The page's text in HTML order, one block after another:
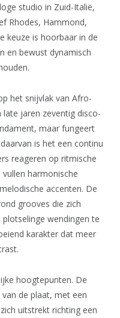
studio in Zuid-Italië,
Rhodes, Hammond,
keuze is hoorbaar in de
en bewust dynamisch
het snijvlak van Afro-
jaren zeventig disco-
maar fungeert
is het een continu
reageren op ritmische
harmonische
accenten. De
grooves die zich
wendingen te
karakter dat meer
hoogtepunten. De
van de plaat, met een
uitstrekt richting een